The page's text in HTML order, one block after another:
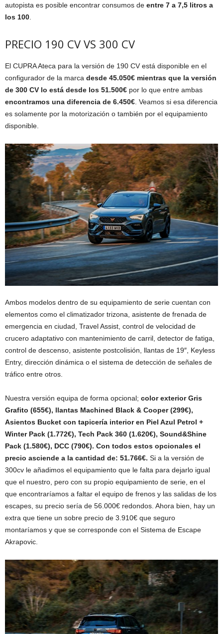
autopista es posible encontrar consumos de entre 7 a 7,5 litros a
los 100
PRECIO 190 CV VS 300 CV
El CUPRA Ateca para la versión de 190 CV está disponible en el
configurador de la marca desde 45.050€ mientras que la versión
de 300 CV lo está desde los 51.500€ por lo que entre ambas
encontramos una diferencia de 6.450€ . Veamos si esa diferencia
es solamente por la motorización o también por el equipamiento
disponible.
Ambos modelos dentro de su equipamiento de serie cuentan con
elementos como el climatizador trizona, asistente de frenada de
emergencia en ciudad, Travel Assist, control de velocidad de
crucero adaptativo con mantenimiento de carril, detector de fatiga,
control de descenso, asistente postcolisión, llantas de 19″, Keyless
Entry, dirección dinámica o el sistema de detección de señales de
tráfico entre otros.
Nuestra versión equipa de forma opcional; color exterior Gris
Grafito (655€), llantas Machined Black & Cooper (299€),
Asientos Bucket con tapicería interior en Piel Azul Petrol +
Winter Pack (1.772€), Tech Pack 360 (1.620€), Sound&Shine
Pack (1.580€), DCC (790€). Con todos estos opcionales el
precio asciende a la cantidad de: 51.766€. Si a la versión de
300cv le añadimos el equipamiento que le falta para dejarlo igual
que el nuestro, pero con su propio equipamiento de serie, en el
que encontraríamos a faltar el equipo de frenos y las salidas de los
escapes, su precio sería de 56.000€ redondos. Ahora bien, hay un
extra que tiene un sobre precio de 3.910€ que seguro
montaríamos y que se corresponde con el Sistema de Escape
Akrapovic.